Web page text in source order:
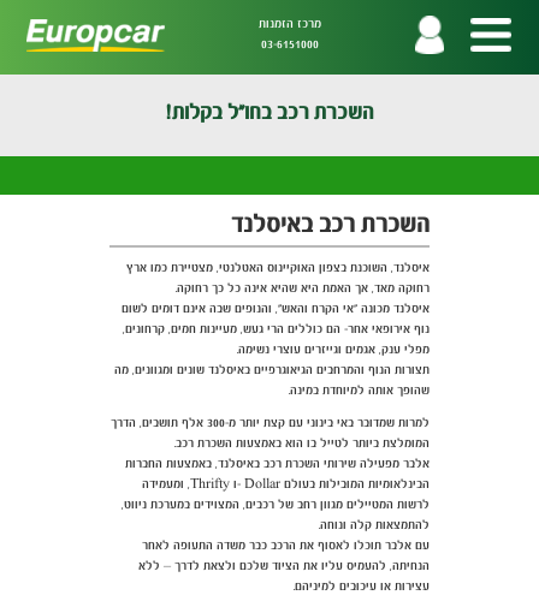
מרכז הזמנות
03-6151000
השכרת רכב בחו"ל בקלות!
השכרת רכב באיסלנד
איסלנד, השוכנת בצפון האוקיינוס האטלנטי, מצטיירת כמו ארץ
רחוקה מאד, אך האמת היא שהיא אינה כל כך רחוקה.
איסלנד מכונה "אי הקרח והאש", והנופים שבה אינם דומים לשום
נוף אירופאי אחר- הם כוללים הרי געש, מעיינות חמים, קרחונים,
מפלי ענק, אגמים וגייזרים עוצרי נשימה.
תצורות הנוף והמרחבים הגיאוגרפיים באיסלנד שונים ומגוונים, מה
שהופך אותה למיוחדת במינה.
למרות שמדובר באי בינוני עם קצת יותר מ-300 אלף תושבים, הדרך
המומלצת ביותר לטייל בו הוא באמצעות השכרת רכב.
אלבר מפעילה שירותי השכרת רכב באיסלנד, באמצעות החברות
הבינלאומיות המובילות בעולם Dollar -ו Thrifty, ומעמידה
לרשות המטיילים מגוון רחב של רכבים, המצוידים במערכת ניווט,
להתמצאות קלה ונוחה.
עם אלבר תוכלו לאסוף את הרכב כבר משדה התעופה לאחר
הנחיתה, להעמיס עליו את הציוד שלכם ולצאת לדרך – ללא
עצירות או עיכובים למיניהם.